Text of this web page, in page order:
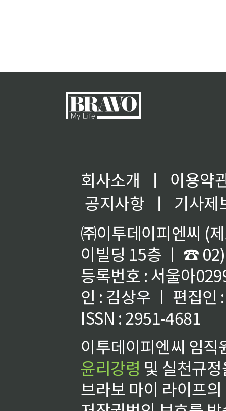
회사소개 ㅣ
이용약
공지사항
ㅣ
기사제
㈜이투데이피엔씨 (
이빌딩 15층 ㅣ ☎
등록번호 : 서울아
인 : 김상우 ㅣ 편집인
ISSN : 2951-4681
이투데이피엔씨 임
윤리강령 및 실천규
브라보 마이 라이프